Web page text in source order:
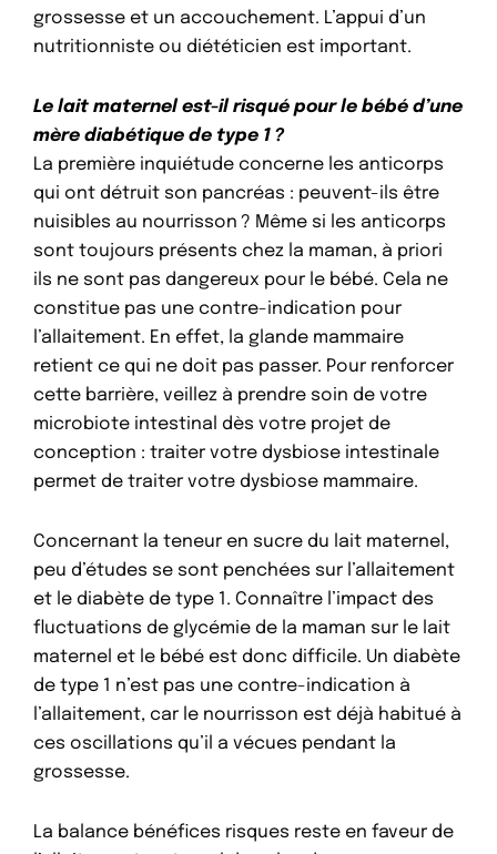
grossesse et un accouchement. L’appui d’un
nutritionniste ou diététicien est important.
Le lait maternel est-il risqué pour le bébé d’une
mère diabétique de type 1 ?
La première inquiétude concerne les anticorps
qui ont détruit son pancréas : peuvent-ils être
nuisibles au nourrisson ? Même si les anticorps
sont toujours présents chez la maman, à priori
ils ne sont pas dangereux pour le bébé. Cela ne
constitue pas une contre-indication pour
l’allaitement. En effet, la glande mammaire
retient ce qui ne doit pas passer. Pour renforcer
cette barrière, veillez à prendre soin de votre
microbiote intestinal dès votre projet de
conception : traiter votre dysbiose intestinale
permet de traiter votre dysbiose mammaire.
Concernant la teneur en sucre du lait maternel,
peu d’études se sont penchées sur l’allaitement
et le diabète de type 1. Connaître l’impact des
fluctuations de glycémie de la maman sur le lait
maternel et le bébé est donc difficile. Un diabète
de type 1 n’est pas une contre-indication à
l’allaitement, car le nourrisson est déjà habitué à
ces oscillations qu’il a vécues pendant la
grossesse.
La balance bénéfices risques reste en faveur de